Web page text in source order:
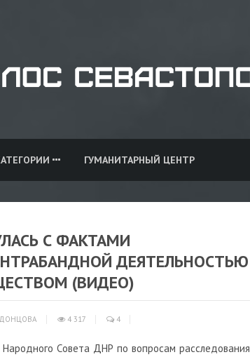
ГУМАНИТАРНЫЙ ЦЕНТР
С ФАКТАМИ
ДЕЯТЕЛЬНОСТЬЮ
(ВИДЕО)
4 317 4
Совета ДНР по вопросам расследования